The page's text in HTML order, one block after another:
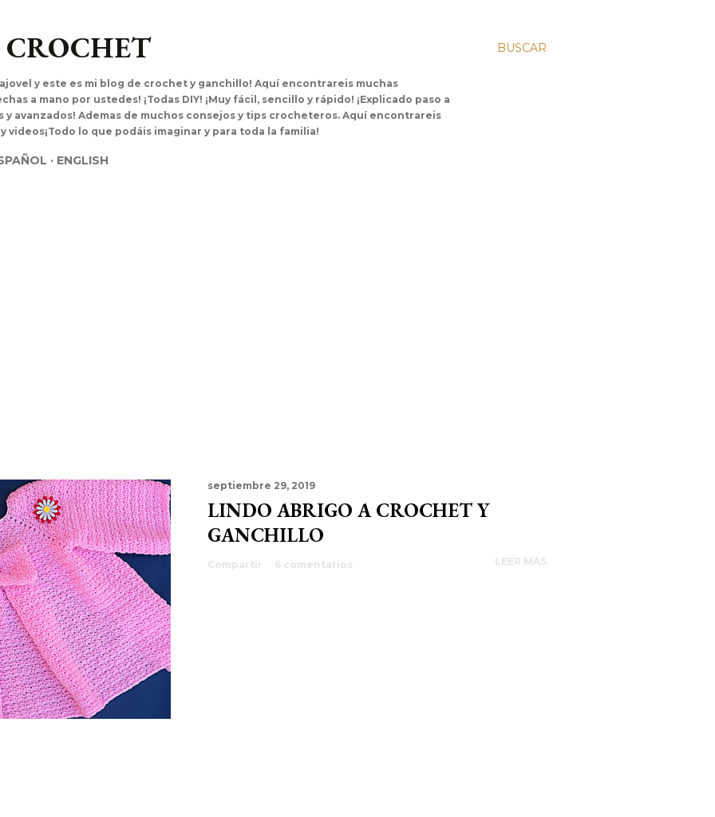
BUSCAR
y este es mi blog de crochet y ganchillo! Aquí encontrareis muchas
a mano por ustedes! ¡Todas DIY! ¡Muy fácil, sencillo y rápido! ¡Explicado paso a
y avanzados! Ademas de muchos consejos y tips crocheteros. Aquí encontrareis
videos¡Todo lo que podáis imaginar y para toda la familia!
ENGLISH
septiembre 29, 2019
LINDO ABRIGO A CROCHET Y
GANCHILLO
Compartir 6 comentarios LEER MÁS